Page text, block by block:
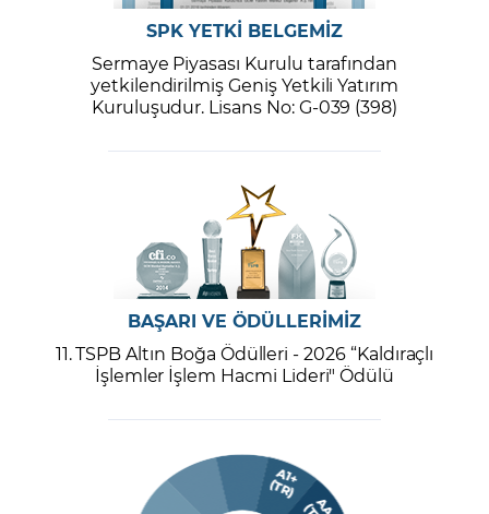
SPK YETKİ BELGEMİZ
Sermaye Piyasası Kurulu tarafından
yetkilendirilmiş Geniş Yetkili Yatırım
Kuruluşudur. Lisans No: G-039 (398)
BAŞARI VE ÖDÜLLERİMİZ
11. TSPB Altın Boğa Ödülleri - 2026 “Kaldıraçlı
İşlemler İşlem Hacmi Lideri" Ödülü